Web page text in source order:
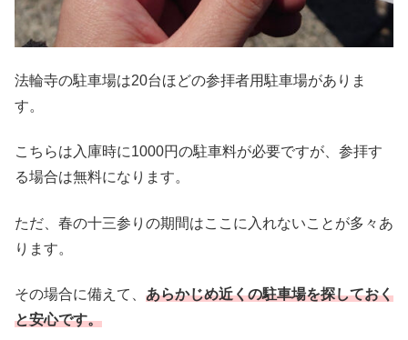
法輪寺の駐車場は20台ほどの参拝者用駐車場がありま
す。
こちらは入庫時に1000円の駐車料が必要ですが、参拝す
る場合は無料になります。
ただ、春の十三参りの期間はここに入れないことが多々あ
ります。
その場合に備えて、 あらかじめ近くの駐車場を探しておく
と安心です。